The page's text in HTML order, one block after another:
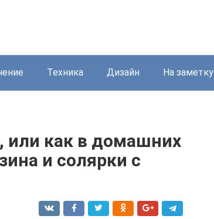
Техника Дизайн На заметку
или как в домашних
и солярки с